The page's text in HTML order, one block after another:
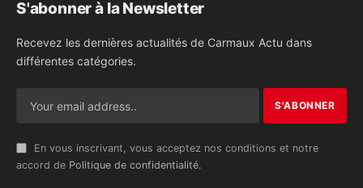
S'abonner à la Newsletter
Recevez les dernières actualités de Carmaux Actu dans
différentes catégories.
En vous inscrivant, vous acceptez nos conditions et notre
accord de Politique de confidentialité.